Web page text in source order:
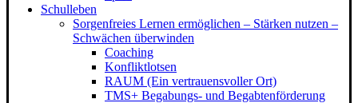
Schulleben
Sorgenfreies Lernen ermöglichen – Stärken nutzen –
Schwächen überwinden
Coaching
Konfliktlotsen
RAUM (Ein vertrauensvoller Ort)
TMS+ Begabungs- und Begabtenförderung